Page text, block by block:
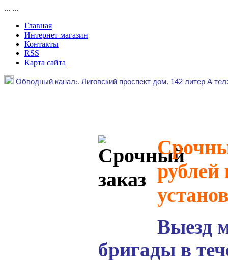
... ...
Главная
Интернет магазин
Контакты
RSS
Карта сайта
Обводный канал:. Лиговский проспект дом. 142 литер А
рублей
Выезд
бригады в